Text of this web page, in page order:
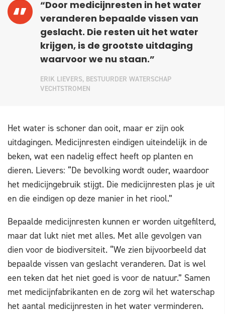
“Door medicijnresten in het water
veranderen bepaalde vissen van
geslacht. Die resten uit het water
krijgen, is de grootste uitdaging
waarvoor we nu staan.”
ERIK LIEVERS, BESTUURDER WATERSCHAP
VECHTSTROMEN
Het water is schoner dan ooit, maar er zijn ook
uitdagingen. Medicijnresten eindigen uiteindelijk in de
beken, wat een nadelig effect heeft op planten en
dieren. Lievers: “De bevolking wordt ouder, waardoor
het medicijngebruik stijgt. Die medicijnresten plas je uit
en die eindigen op deze manier in het riool.”
Bepaalde medicijnresten kunnen er worden uitgefilterd,
maar dat lukt niet met alles. Met alle gevolgen van
dien voor de biodiversiteit. “We zien bijvoorbeeld dat
bepaalde vissen van geslacht veranderen. Dat is wel
een teken dat het niet goed is voor de natuur.” Samen
met medicijnfabrikanten en de zorg wil het waterschap
het aantal medicijnresten in het water verminderen.